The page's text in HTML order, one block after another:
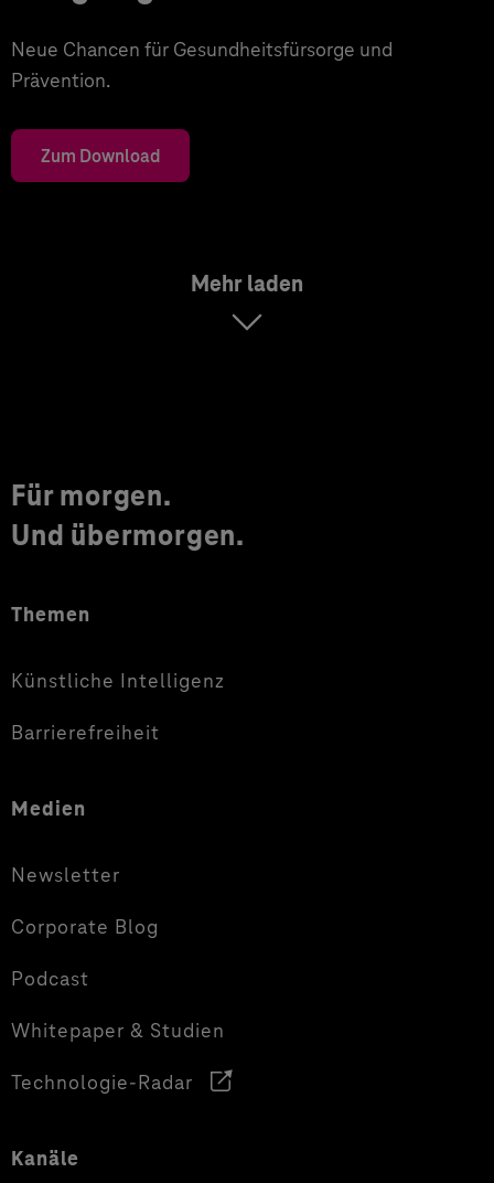
Neue Chancen für Gesundheitsfürsorge und
Prävention.
Zum Download
Mehr laden
Für morgen.
Und übermorgen.
Themen
Künstliche Intelligenz
Barrierefreiheit
Medien
Newsletter
Corporate Blog
Podcast
Whitepaper & Studien
Technologie-Radar
Kanäle